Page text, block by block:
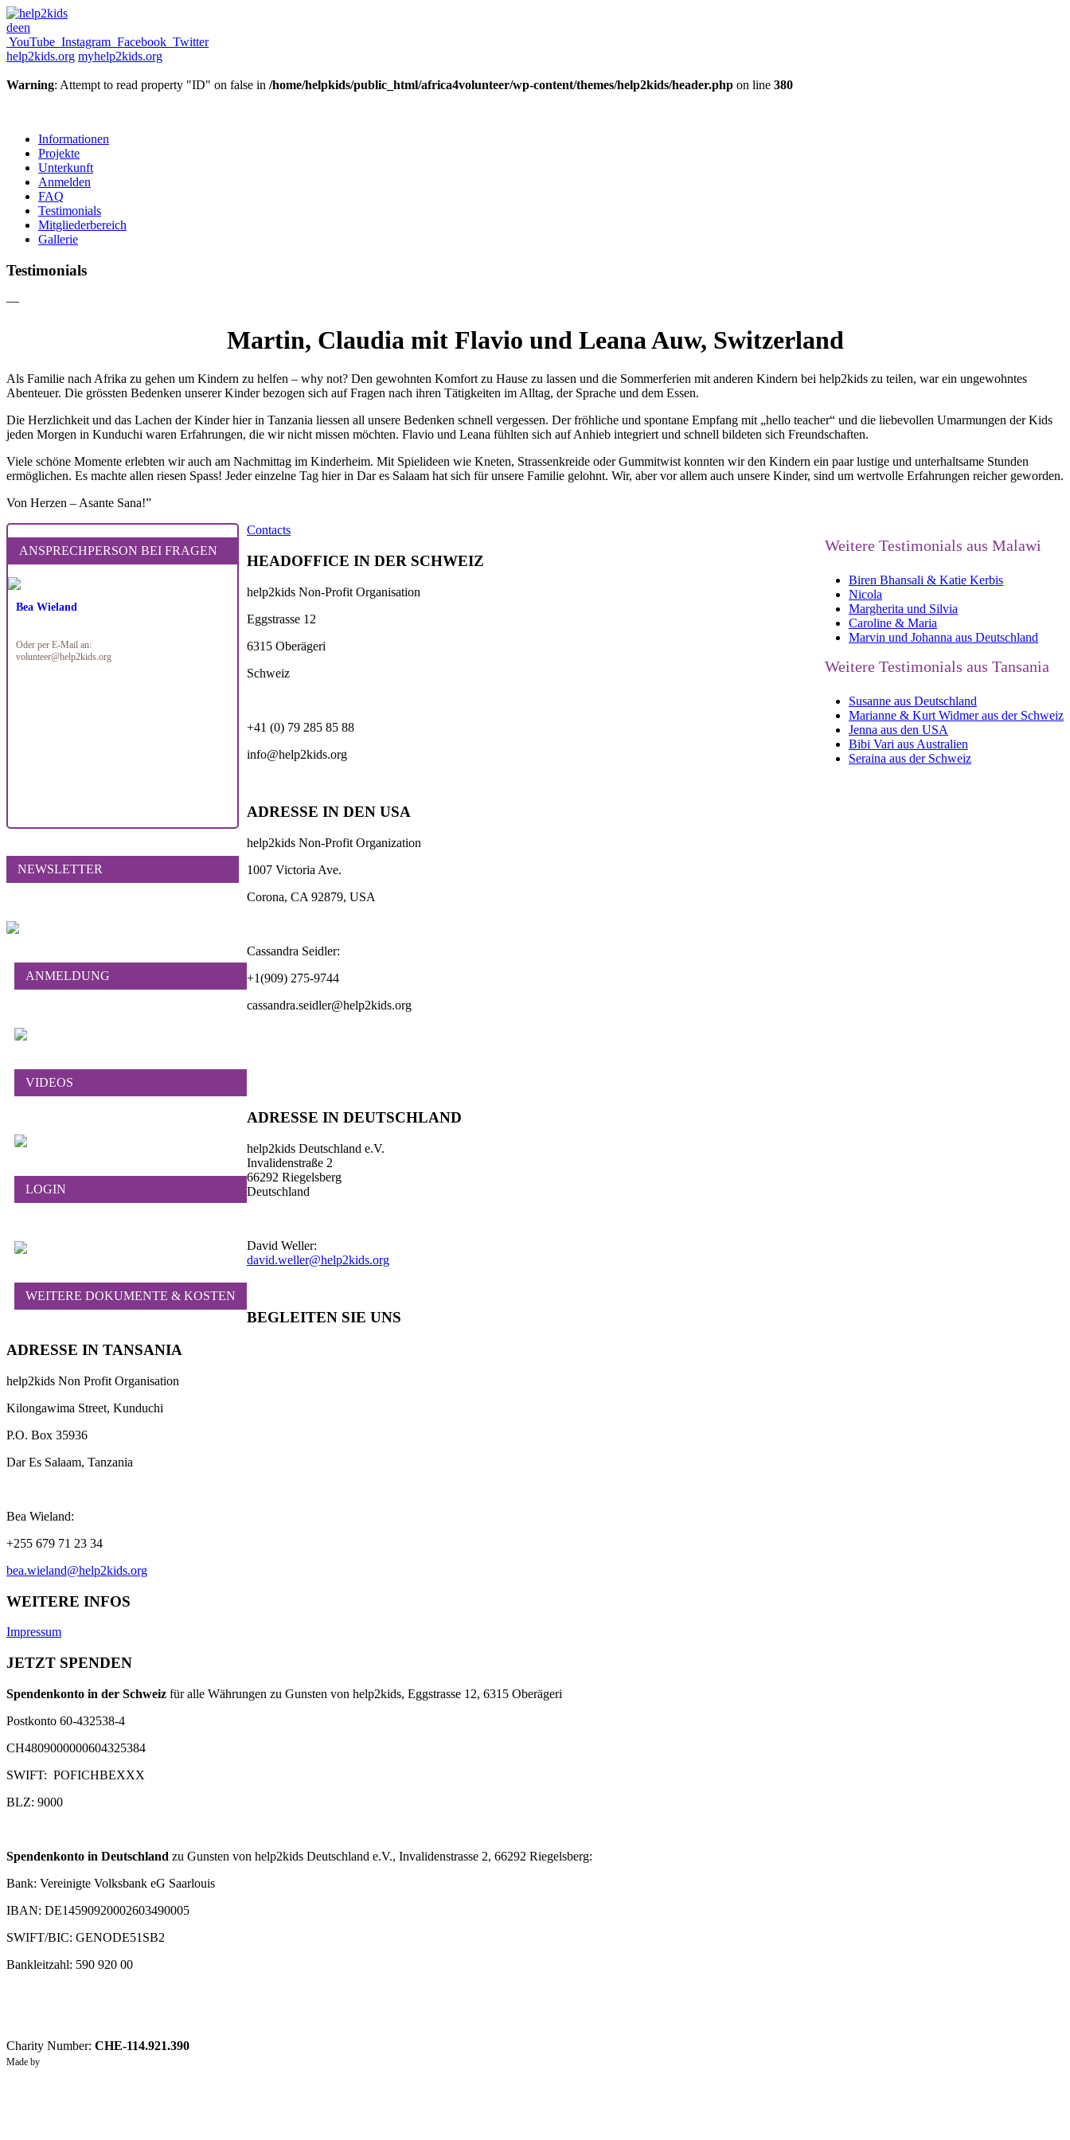
deen
YouTube Instagram Facebook Twitter
help2kids.org myhelp2kids.org
Warning: Attempt to read property "ID" on false in /home/helpkids/public_html/africa4volunteer/wp-content/themes/help2kids/header.php on line 380
Informationen
Projekte
Unterkunft
Anmelden
FAQ
Testimonials
Mitgliederbereich
Gallerie
Testimonials
—
Martin, Claudia mit Flavio und Leana Auw, Switzerland
Als Familie nach Afrika zu gehen um Kindern zu helfen – why not? Den gewohnten Komfort zu Hause zu lassen und die Sommerferien mit anderen Kindern bei help2kids zu teilen, war ein ungewohntes
Abenteuer. Die grössten Bedenken unserer Kinder bezogen sich auf Fragen nach ihren Tätigkeiten im Alltag, der Sprache und dem Essen.
Die Herzlichkeit und das Lachen der Kinder hier in Tanzania liessen all unsere Bedenken schnell vergessen. Der fröhliche und spontane Empfang mit „hello teacher“ und die liebevollen Umarmungen der Kids
jeden Morgen in Kunduchi waren Erfahrungen, die wir nicht missen möchten. Flavio und Leana fühlten sich auf Anhieb integriert und schnell bildeten sich Freundschaften.
Viele schöne Momente erlebten wir auch am Nachmittag im Kinderheim. Mit Spielideen wie Kneten, Strassenkreide oder Gummitwist konnten wir den Kindern ein paar lustige und unterhaltsame Stunden
ermöglichen. Es machte allen riesen Spass! Jeder einzelne Tag hier in Dar es Salaam hat sich für unsere Familie gelohnt. Wir, aber vor allem auch unsere Kinder, sind um wertvolle Erfahrungen reicher geworden.
Von Herzen – Asante Sana!”
Weitere Testimonials aus Malawi
Biren Bhansali & Katie Kerbis
Nicola
Margherita und Silvia
Caroline & Maria
Marvin und Johanna aus Deutschland
Weitere Testimonials aus Tansania
Susanne aus Deutschland
Marianne & Kurt Widmer aus der Schweiz
Jenna aus den USA
Bibi Vari aus Australien
Seraina aus der Schweiz
ANSPRECHPERSON BEI FRAGEN
Bea Wieland
Oder per E-Mail an:
volunteer@help2kids.org
NEWSLETTER
ANMELDUNG
VIDEOS
LOGIN
WEITERE DOKUMENTE & KOSTEN
Contacts
HEADOFFICE IN DER SCHWEIZ
help2kids Non-Profit Organisation
Eggstrasse 12
6315 Oberägeri
Schweiz
+41 (0) 79 285 85 88
info@help2kids.org
ADRESSE IN DEN USA
help2kids Non-Profit Organization
1007 Victoria Ave.
Corona, CA 92879, USA
Cassandra Seidler:
+1(909) 275-9744
cassandra.seidler@help2kids.org
ADRESSE IN DEUTSCHLAND
help2kids Deutschland e.V.
Invalidenstraße 2
66292 Riegelsberg
Deutschland
David Weller:
david.weller@help2kids.org
BEGLEITEN SIE UNS
ADRESSE IN TANSANIA
help2kids Non Profit Organisation
Kilongawima Street, Kunduchi
P.O. Box 35936
Dar Es Salaam, Tanzania
Bea Wieland:
+255 679 71 23 34
bea.wieland@help2kids.org
WEITERE INFOS
Impressum
JETZT SPENDEN
Spendenkonto in der Schweiz für alle Währungen zu Gunsten von help2kids, Eggstrasse 12, 6315 Oberägeri
Postkonto 60-432538-4
CH4809000000604325384
SWIFT: POFICHBEXXX
BLZ: 9000
Spendenkonto in Deutschland zu Gunsten von help2kids Deutschland e.V., Invalidenstrasse 2, 66292 Riegelsberg:
Bank: Vereinigte Volksbank eG Saarlouis
IBAN: DE14590920002603490005
SWIFT/BIC: GENODE51SB2
Bankleitzahl: 590 920 00
Charity Number: CHE-114.921.390
Made by